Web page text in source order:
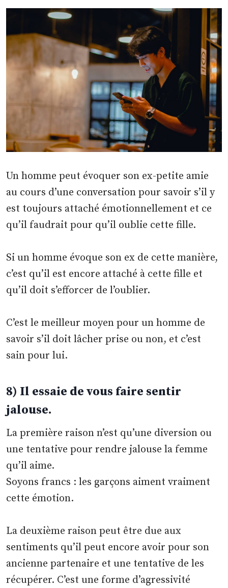
Un homme peut évoquer son ex-petite amie
au cours d’une conversation pour savoir s’il y
est toujours attaché émotionnellement et ce
qu’il faudrait pour qu’il oublie cette fille.
Si un homme évoque son ex de cette manière,
c’est qu’il est encore attaché à cette fille et
qu’il doit s’efforcer de l’oublier.
C’est le meilleur moyen pour un homme de
savoir s’il doit lâcher prise ou non, et c’est
sain pour lui.
8) Il essaie de vous faire sentir
jalouse.
La première raison n’est qu’une diversion ou
une tentative pour rendre jalouse la femme
qu’il aime.
Soyons francs : les garçons aiment vraiment
cette émotion.
La deuxième raison peut être due aux
sentiments qu’il peut encore avoir pour son
ancienne partenaire et une tentative de les
récupérer. C’est une forme d’agressivité